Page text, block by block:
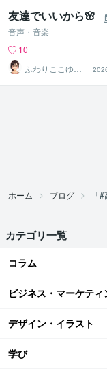
友達でいいから🌸
音声・音楽
10
ふわりここゆら
り❤️✨癒しタイ
ム相談室
ホーム ブログ 「
カテゴリ一覧
コラム
ビジネス・マーケティ
デザイン・イラスト
学び